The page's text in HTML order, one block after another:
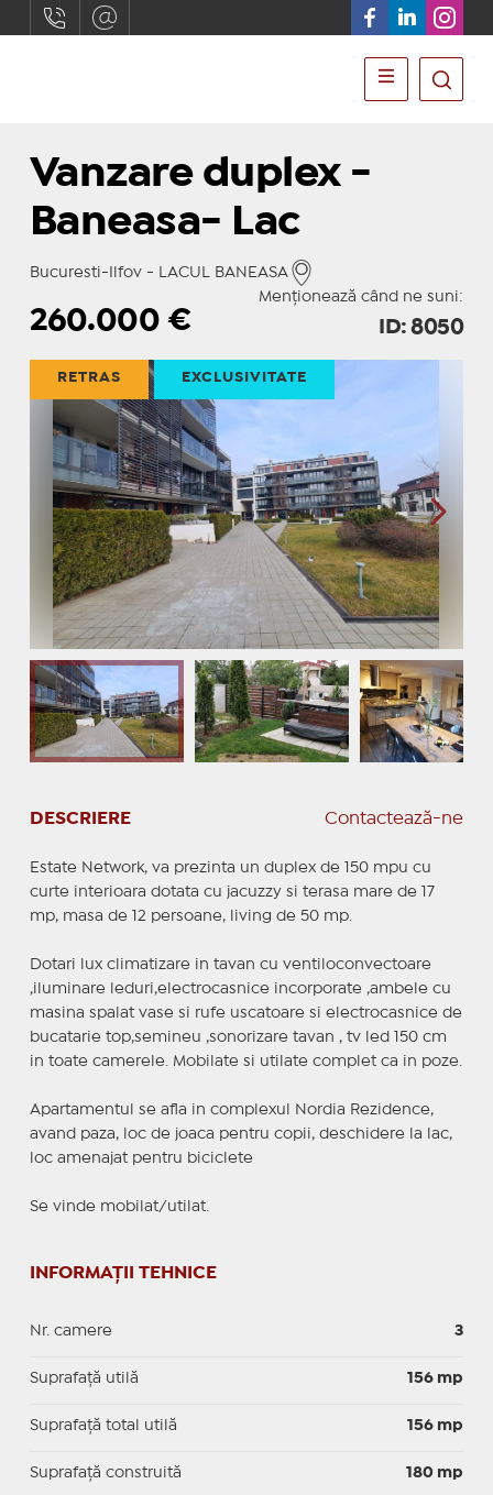
Vanzare duplex -
Baneasa- Lac
Bucuresti-Ilfov - LACUL BANEASA
Menționează când ne suni:
260.000 € ID: 8050
RETRAS EXCLUSIVITATE
DESCRIERE Contactează-ne
Estate Network, va prezinta un duplex de 150 mpu cu
curte interioara dotata cu jacuzzy si terasa mare de 17
mp, masa de 12 persoane, living de 50 mp.
Dotari lux climatizare in tavan cu ventiloconvectoare
,iluminare leduri,electrocasnice incorporate ,ambele cu
masina spalat vase si rufe uscatoare si electrocasnice de
bucatarie top,semineu ,sonorizare tavan , tv led 150 cm
in toate camerele. Mobilate si utilate complet ca in poze.
Apartamentul se afla in complexul Nordia Rezidence,
avand paza, loc de joaca pentru copii, deschidere la lac,
loc amenajat pentru biciclete
Se vinde mobilat/utilat.
INFORMAȚII TEHNICE
Nr. camere 3
Suprafaţă utilă 156 mp
Suprafaţă total utilă 156 mp
Suprafaţă construită 180 mp